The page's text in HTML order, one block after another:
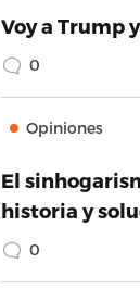
Voy a Trump
0
Opiniones
El
historia y
0